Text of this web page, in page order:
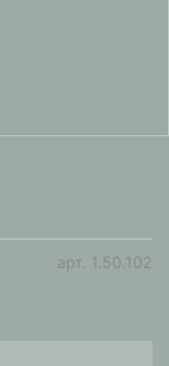
арт. 1.50.102